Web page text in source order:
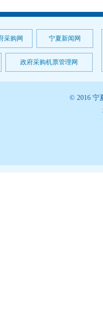
采购网 宁夏新闻网
政府采购机票管理网
© 2016 宁